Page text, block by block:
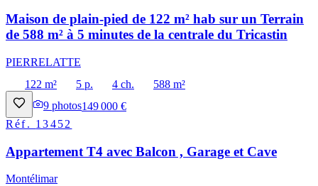
Maison de plain-pied de 122 m² hab sur un Terrain
de 588 m² à 5 minutes de la centrale du Tricastin
PIERRELATTE
122 m²
5 p. 4 ch.
588 m²
9 photos149 000 €
Réf. 13452
Appartement T4 avec Balcon , Garage et Cave
Montélimar